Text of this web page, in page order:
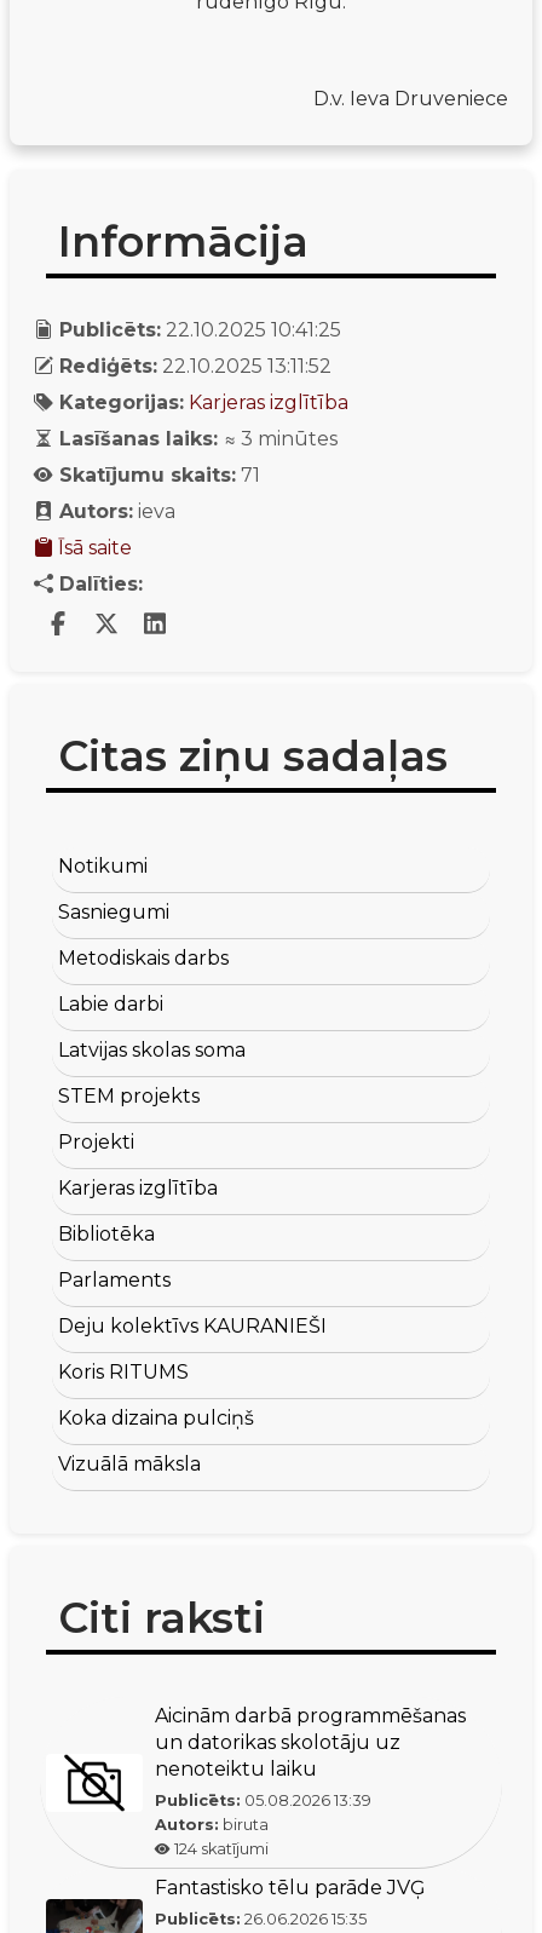
D.v. Ieva Druveniece
Informācija
Publicēts: 22.10.2025 10:41:25
Rediģēts: 22.10.2025 13:11:52
Kategorijas: Karjeras izglītība
Lasīšanas laiks: ≈ 3 minūtes
Skatījumu skaits: 71
Autors: ieva
Īsā saite
Dalīties:
Citas ziņu sadaļas
Notikumi
Sasniegumi
Metodiskais darbs
Labie darbi
Latvijas skolas soma
STEM projekts
Projekti
Karjeras izglītība
Bibliotēka
Parlaments
Deju kolektīvs KAURANIEŠI
Koris RITUMS
Koka dizaina pulciņš
Vizuālā māksla
Citi raksti
Aicinām darbā programmēšanas
un datorikas skolotāju uz
nenoteiktu laiku
Publicēts: 05.08.2026 13:39
Autors: biruta
124 skatījumi
Fantastisko tēlu parāde JVĢ
Publicēts: 26.06.2026 15:35